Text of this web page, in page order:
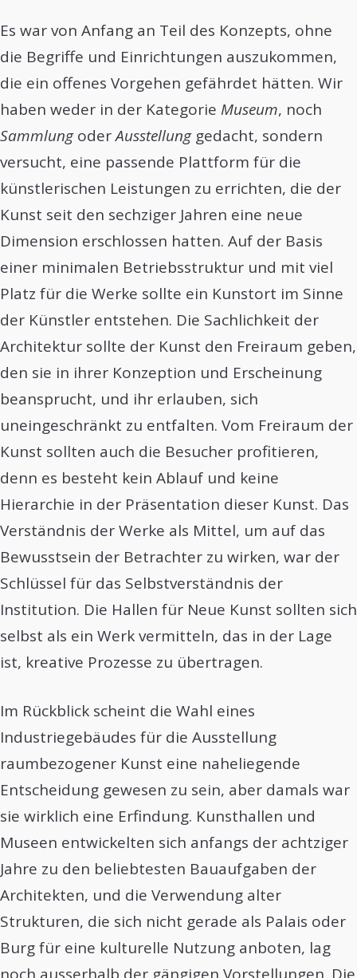
Es war von Anfang an Teil des Konzepts, ohne
die Begriffe und Einrichtungen auszukommen,
die ein offenes Vorgehen gefährdet hätten. Wir
haben weder in der Kategorie Museum, noch
SammlungoderAusstellunggedacht, sondern
versucht, eine passende Plattform für die
künstlerischen Leistungen zu errichten, die der
Kunst seit den sechziger Jahren eine neue
Dimension erschlossen hatten. Auf der Basis
einer minimalen Betriebsstruktur und mit viel
Platz für die Werke sollte ein Kunstort im Sinne
der Künstler entstehen. Die Sachlichkeit der
Architektur sollte der Kunst den Freiraum geben,
den sie in ihrer Konzeption und Erscheinung
beansprucht, und ihr erlauben, sich
uneingeschränkt zu entfalten. Vom Freiraum der
Kunst sollten auch die Besucher profitieren,
denn es besteht kein Ablauf und keine
Hierarchie in der Präsentation dieser Kunst. Das
Verständnis der Werke als Mittel, um auf das
Bewusstsein der Betrachter zu wirken, war der
Schlüssel für das Selbstverständnis der
Institution. Die Hallen für Neue Kunst sollten sich
selbst als ein Werk vermitteln, das in der Lage
ist, kreative Prozesse zu übertragen.
Im Rückblick scheint die Wahl eines
Industriegebäudes für die Ausstellung
raumbezogener Kunst eine naheliegende
Entscheidung gewesen zu sein, aber damals war
sie wirklich eine Erfindung. Kunsthallen und
Museen entwickelten sich anfangs der achtziger
Jahre zu den beliebtesten Bauaufgaben der
Architekten, und die Verwendung alter
Strukturen, die sich nicht gerade als Palais oder
Burg für eine kulturelle Nutzung anboten, lag
noch ausserhalb der gängigen Vorstellungen. Die